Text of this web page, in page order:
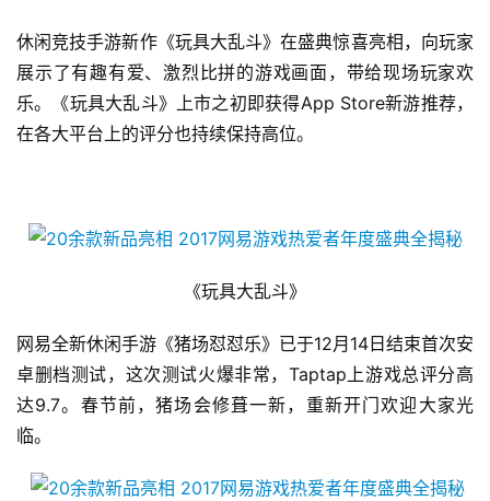
休闲竞技手游新作《玩具大乱斗》在盛典惊喜亮相，向玩家
展示了有趣有爱、激烈比拼的游戏画面，带给现场玩家欢
乐。《玩具大乱斗》上市之初即获得App Store新游推荐，
在各大平台上的评分也持续保持高位。
《玩具大乱斗》
网易全新休闲手游《猪场怼怼乐》已于12月14日结束首次安
卓删档测试，这次测试火爆非常，Taptap上游戏总评分高
达9.7。春节前，猪场会修葺一新，重新开门欢迎大家光
临。